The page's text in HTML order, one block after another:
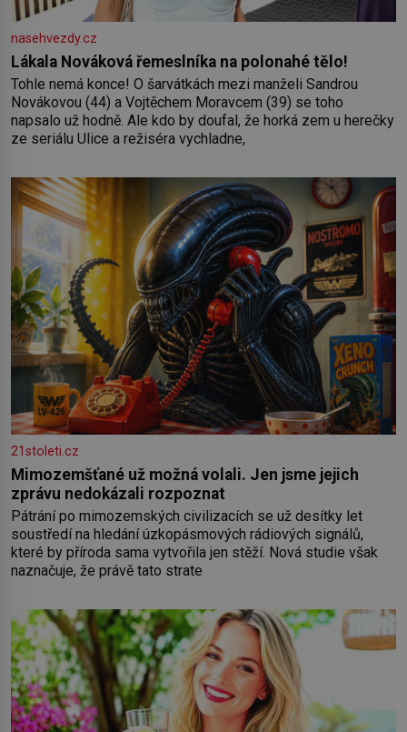
nasehvezdy.cz
Lákala Nováková řemeslníka na polonahé tělo!
Tohle nemá konce! O šarvátkách mezi manželi Sandrou
Novákovou (44) a Vojtěchem Moravcem (39) se toho
napsalo už hodně. Ale kdo by doufal, že horká zem u herečky
ze seriálu Ulice a režiséra vychladne,
21stoleti.cz
Mimozemšťané už možná volali. Jen jsme jejich
zprávu nedokázali rozpoznat
Pátrání po mimozemských civilizacích se už desítky let
soustředí na hledání úzkopásmových rádiových signálů,
které by příroda sama vytvořila jen stěží. Nová studie však
naznačuje, že právě tato strate